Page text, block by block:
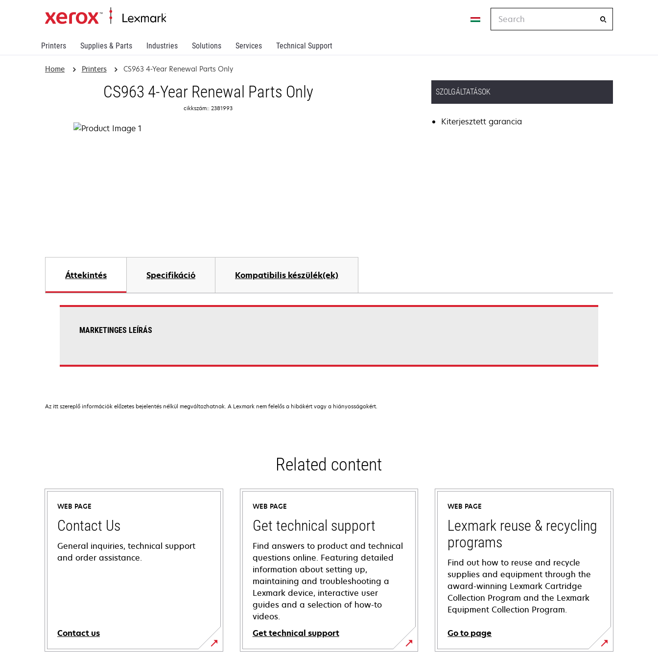
Printers Supplies & Parts Industries Solutions Services Technical Support
Home Printers CS963 4-Year Renewal Parts Only
CS963 4-Year Renewal Parts Only
cikkszám:: 2381993
SZOLGÁLTATÁSOK
Kiterjesztett garancia
Áttekintés Specifikáció Kompatibilis készülék(ek)
MARKETINGES LEÍRÁS
Az itt szereplő információk előzetes bejelentés nélkül megváltozhatnak. A Lexmark nem felelős a hibákért vagy a hiányosságokért.
Related content
WEB PAGE
Contact Us
General inquiries, technical support
and order assistance.
Contact us
WEB PAGE
Get technical support
Find answers to product and technical
questions online. Featuring detailed
information about setting up,
maintaining and troubleshooting a
Lexmark device, interactive user
guides and a selection of how-to
videos.
Get technical support
opens
WEB PAGE
Lexmark reuse & recycling
programs
Find out how to reuse and recycle
supplies and equipment through the
award-winning Lexmark Cartridge
Collection Program and the Lexmark
Equipment Collection Program.
Go to page